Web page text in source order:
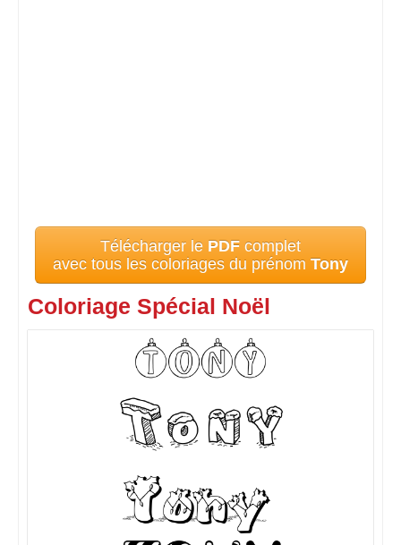
Télécharger le PDF complet
avec tous les coloriages du prénom Tony
Coloriage Spécial Noël